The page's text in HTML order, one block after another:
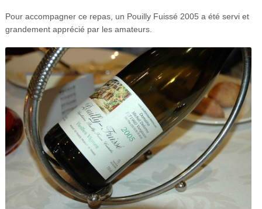
Pour accompagner ce repas, un Pouilly Fuissé 2005 a été servi et
grandement apprécié par les amateurs.